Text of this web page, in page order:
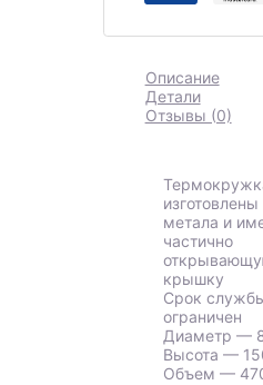
Описание
Детали
Отзывы (0)
изготовлены
метала и
частично
крышку
Срок
ограничен
Диаметр —
Высота —
Объем —